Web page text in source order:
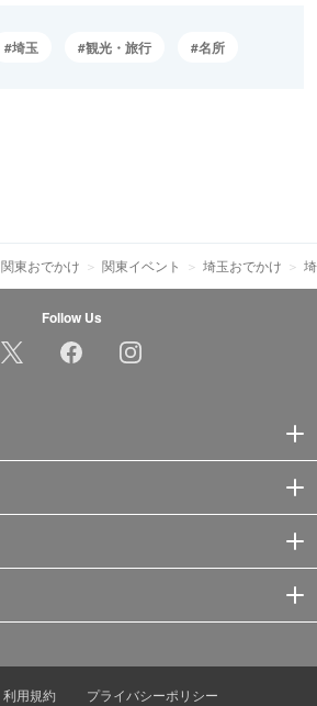
埼玉 観光・旅行 名所
関東おでかけ 関東イベント 埼玉おでかけ
Follow Us
利用規約 プライバシーポリシー